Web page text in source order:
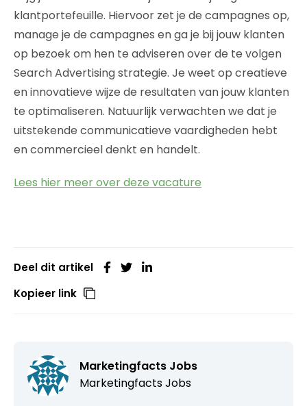
klantportefeuille. Hiervoor zet je de campagnes op,
manage je de campagnes en ga je bij jouw klanten
op bezoek om hen te adviseren over de te volgen
Search Advertising strategie. Je weet op creatieve
en innovatieve wijze de resultaten van jouw klanten
te optimaliseren. Natuurlijk verwachten we dat je
uitstekende communicatieve vaardigheden hebt
en commercieel denkt en handelt.
Lees hier meer over deze vacature
Deel dit artikel
Kopieer link
Marketingfacts Jobs
Marketingfacts Jobs